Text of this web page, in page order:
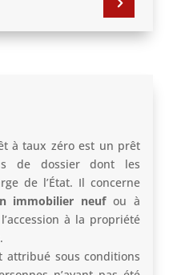
à taux zéro est un prêt
de dossier dont les
de l’État. Il concerne
immobilier neufou à
à la propriété
attribué sous conditions